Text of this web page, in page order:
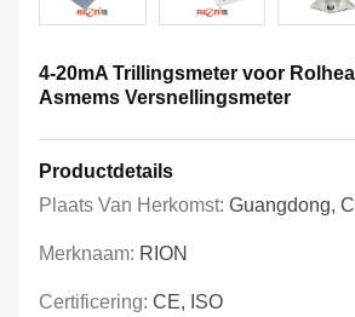
4-20mA Trillingsmeter voor
Asmems Versnellingsmeter
Productdetails
Plaats Van Herkomst: Guangdong,
Merknaam: RION
Certificering: CE, ISO